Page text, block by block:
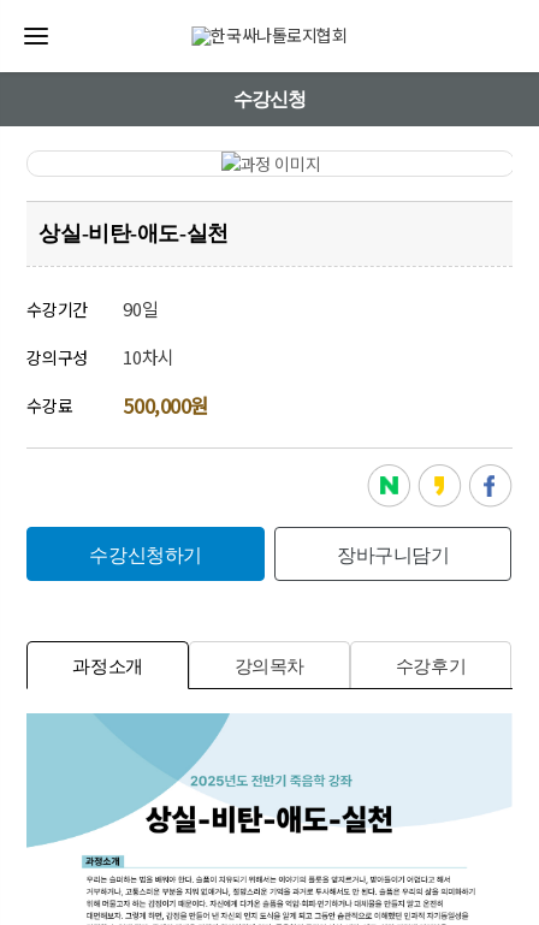
수강신청
상실-비탄-애도-실천
수강기간 90일
강의구성 10차시
수강료 500,000원
수강신청하기 장바구니담기
과정소개 강의목차 수강후기